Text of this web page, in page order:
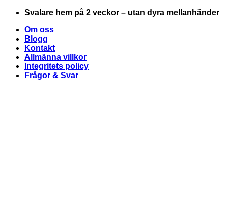
Skip
content
Svalare hem på 2 veckor – utan dyra mellanhänder
Om oss
Blogg
Kontakt
Allmänna villkor
Integritets policy
Frågor & Svar